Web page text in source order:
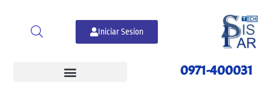
contenido
Iniciar Sesion
0971-400031